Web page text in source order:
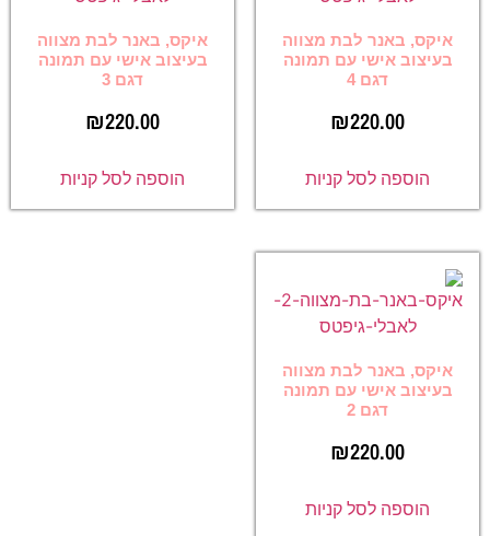
איקס, באנר לבת מצווה
בעיצוב אישי עם תמונה
דגם 4
₪220.00
הוספה לסל קניות
איקס, באנר לבת מצווה
בעיצוב אישי עם תמונה
דגם 3
₪220.00
הוספה לסל קניות
איקס, באנר לבת מצווה
בעיצוב אישי עם תמונה
דגם 2
₪220.00
הוספה לסל קניות